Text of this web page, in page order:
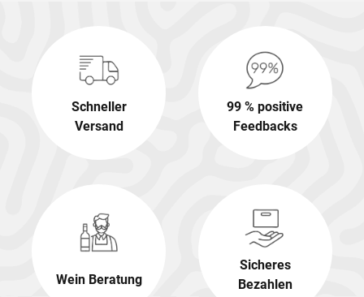
Schneller
Versand
99 % positive
Feedbacks
Wein Beratung
Sicheres
Bezahlen